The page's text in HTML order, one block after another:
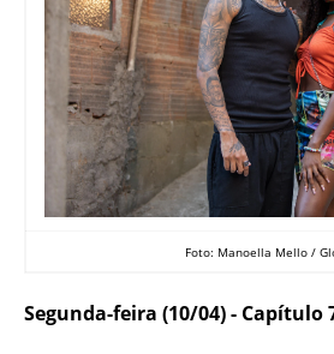
Foto: Manoella Mello /
Segunda-feira (10/04) - Capítulo